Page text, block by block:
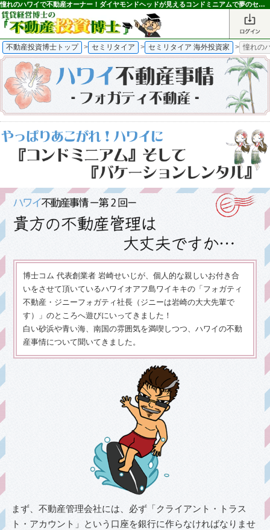
憧れのハワイで不動産オーナー！ダイヤモンドヘッドが見えるコンドミニアムで夢のセミリタイヤ、セレブ生活-フォガティ不動産-｜不動産投資博士
不動産投資博士トップ > セミリタイア > セミリタイア 海外投資家 > 憧れの
博士コム 代表創業者 岩崎せいじが、個人的な親しいお付き合
いをさせて頂いているハワイオアフ島ワイキキの「フォガティ
不動産・ジニーフォガティ社長（ジニーは岩崎の大大先輩で
す）」のところへ遊びにいってきました！
白い砂浜や青い海、南国の雰囲気を満喫しつつ、ハワイの不動
産事情について聞いてきました。
まず、不動産管理会社には、必ず「クライアント・トラス
ト・アカウント」という口座を銀行に作らなければなりませ